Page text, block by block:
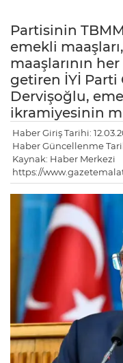
Partisinin
emekli
maaşlarının
getiren İYİ Parti
Dervişoğlu,
ikramiyesinin
Haber Giriş Tarihi:
Haber Güncellenme
Kaynak: Haber Merkezi
https://